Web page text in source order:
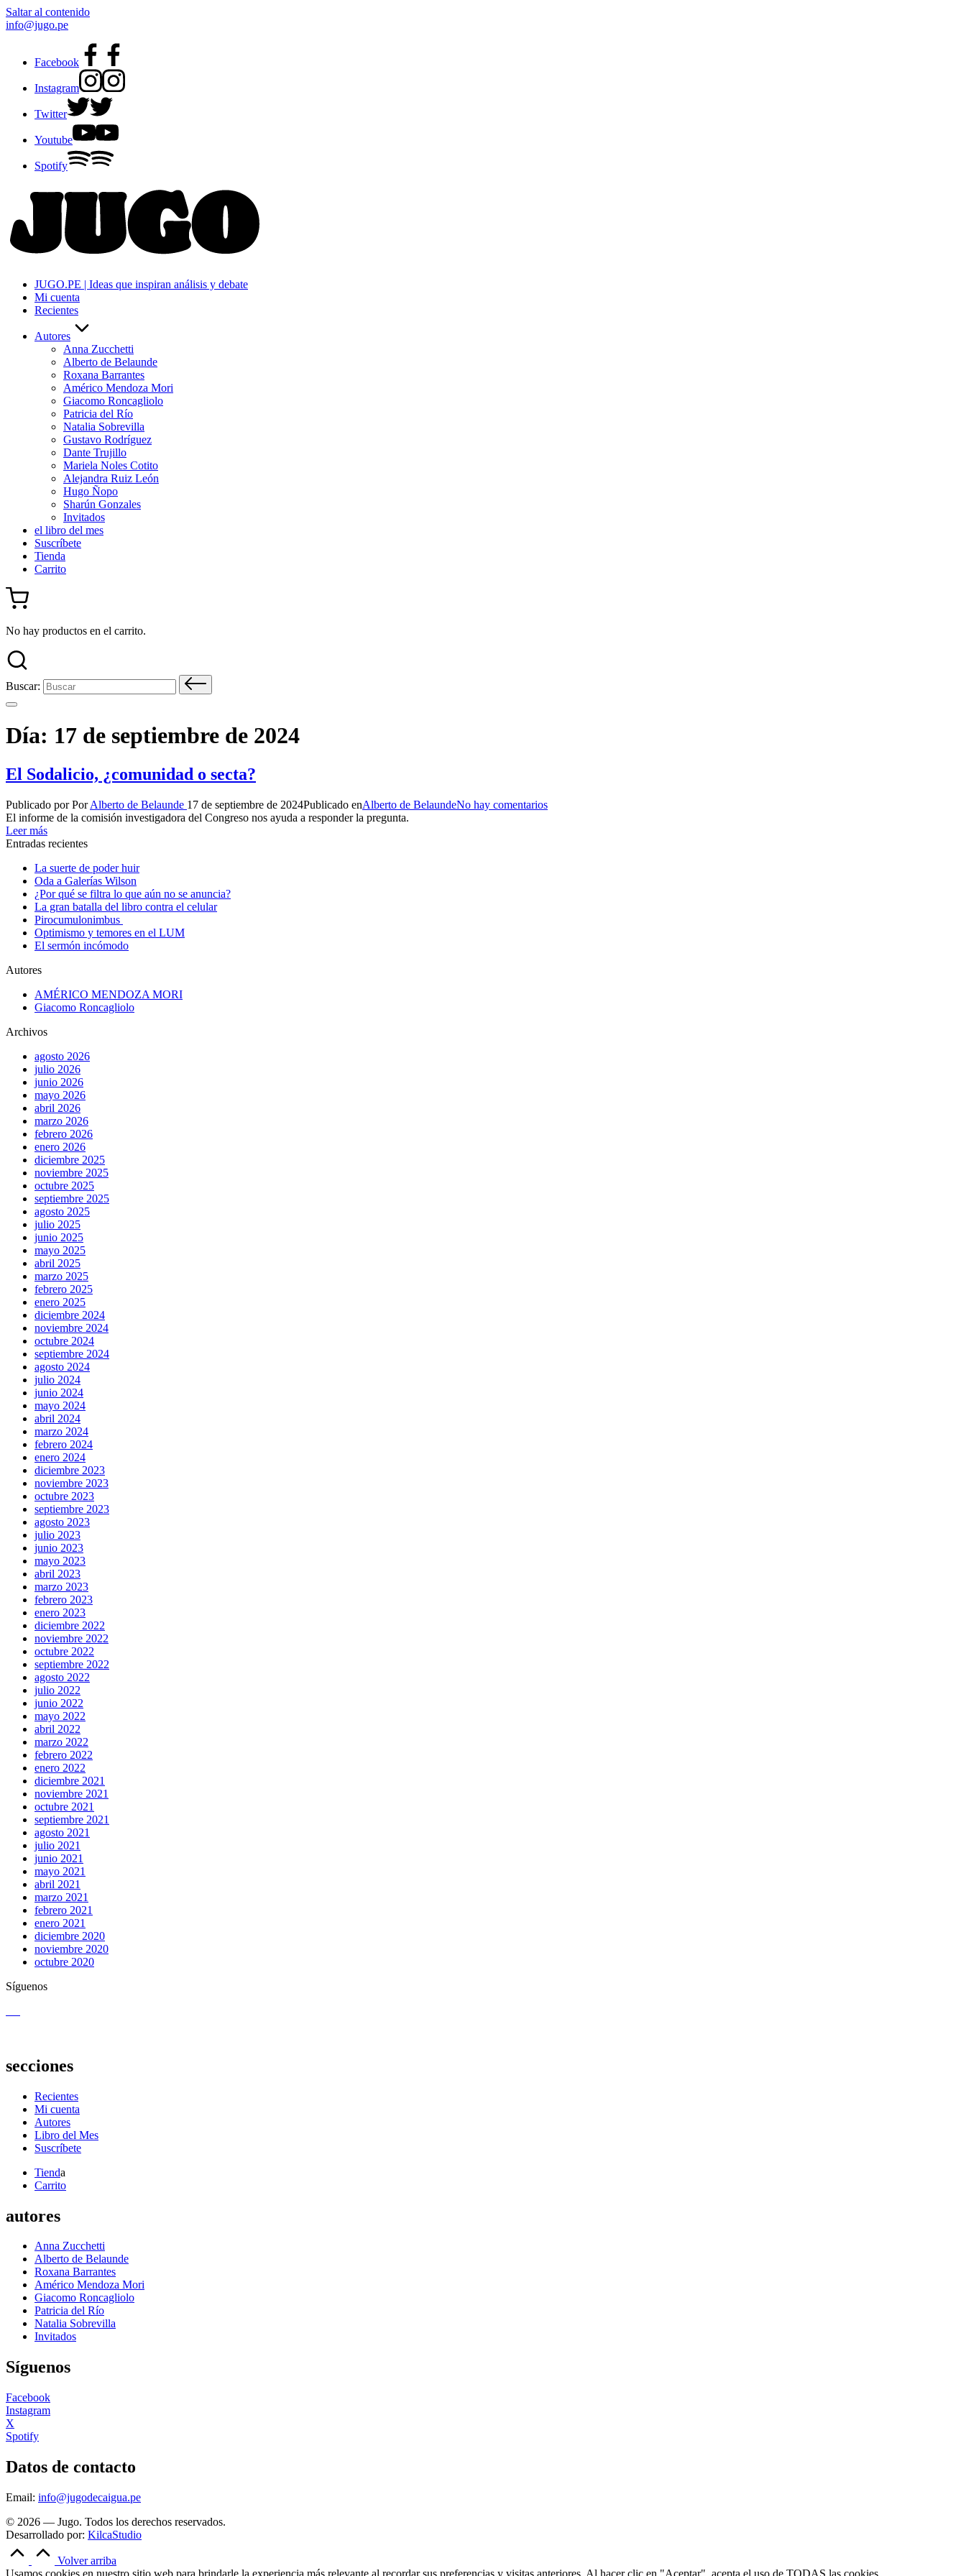
Saltar al contenido
info@jugo.pe
Facebook
Instagram
Twitter
Youtube
Spotify
JUGO.PE | Ideas que inspiran análisis y debate
Mi cuenta
Recientes
Autores
Anna Zucchetti
Alberto de Belaunde
Roxana Barrantes
Américo Mendoza Mori
Giacomo Roncagliolo
Patricia del Río
Natalia Sobrevilla
Gustavo Rodríguez
Dante Trujillo
Mariela Noles Cotito
Alejandra Ruiz León
Hugo Ñopo
Sharún Gonzales
Invitados
el libro del mes
Suscríbete
Tienda
Carrito
No hay productos en el carrito.
Buscar:
Día: 17 de septiembre de 2024
El Sodalicio, ¿comunidad o secta?
Publicado por PorAlberto de Belaunde 17 de septiembre de 2024Publicado enAlberto de BelaundeNo hay comentarios
El informe de la comisión investigadora del Congreso nos ayuda a responder la pregunta.
Leer más
Entradas recientes
La suerte de poder huir
Oda a Galerías Wilson
¿Por qué se filtra lo que aún no se anuncia?
La gran batalla del libro contra el celular
Pirocumulonimbus
Optimismo y temores en el LUM
El sermón incómodo
Autores
AMÉRICO MENDOZA MORI
Giacomo Roncagliolo
Archivos
agosto 2026
julio 2026
junio 2026
mayo 2026
abril 2026
marzo 2026
febrero 2026
enero 2026
diciembre 2025
noviembre 2025
octubre 2025
septiembre 2025
agosto 2025
julio 2025
junio 2025
mayo 2025
abril 2025
marzo 2025
febrero 2025
enero 2025
diciembre 2024
noviembre 2024
octubre 2024
septiembre 2024
agosto 2024
julio 2024
junio 2024
mayo 2024
abril 2024
marzo 2024
febrero 2024
enero 2024
diciembre 2023
noviembre 2023
octubre 2023
septiembre 2023
agosto 2023
julio 2023
junio 2023
mayo 2023
abril 2023
marzo 2023
febrero 2023
enero 2023
diciembre 2022
noviembre 2022
octubre 2022
septiembre 2022
agosto 2022
julio 2022
junio 2022
mayo 2022
abril 2022
marzo 2022
febrero 2022
enero 2022
diciembre 2021
noviembre 2021
octubre 2021
septiembre 2021
agosto 2021
julio 2021
junio 2021
mayo 2021
abril 2021
marzo 2021
febrero 2021
enero 2021
diciembre 2020
noviembre 2020
octubre 2020
Síguenos
secciones
Recientes
Mi cuenta
Autores
Libro del Mes
Suscríbete
Tienda
Carrito
autores
Anna Zucchetti
Alberto de Belaunde
Roxana Barrantes
Américo Mendoza Mori
Giacomo Roncagliolo
Patricia del Río
Natalia Sobrevilla
Invitados
Síguenos
Facebook
Instagram
X
Spotify
Datos de contacto
Email: info@jugodecaigua.pe
© 2026 — Jugo. Todos los derechos reservados.
Desarrollado por: KilcaStudio
Volver arriba
Usamos cookies en nuestro sitio web para brindarle la experiencia más relevante al recordar sus preferencias y visitas anteriores. Al hacer clic en "Aceptar", acepta el uso de TODAS las cookies.